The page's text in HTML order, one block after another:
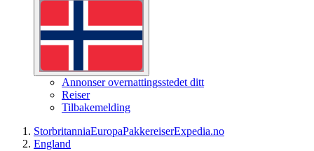
Annonser overnattingsstedet ditt
Reiser
Tilbakemelding
StorbritanniaEuropaPakkereiserExpedia.no
England